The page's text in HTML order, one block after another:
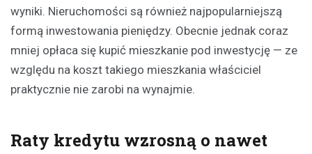
wyniki. Nieruchomości są również najpopularniejszą
formą inwestowania pieniędzy. Obecnie jednak coraz
mniej opłaca się kupić mieszkanie pod inwestycję — ze
względu na koszt takiego mieszkania właściciel
praktycznie nie zarobi na wynajmie.
Raty kredytu wzrosną o nawet